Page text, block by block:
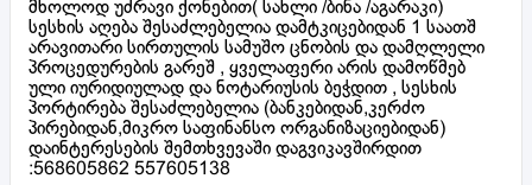
მხოლოდ უძრავი ქონებით( სახლი /ბინა /აგარაკი)
სესხის აღება შესაძლებელია დამტკიცებიდან 1 საათშ
არავითარი სირთულის სამუშო ცნობის და დამღლელი
პროცედურების გარეშ , ყველაფერი არის დამოწმებ
ული იურიდიულად და ნოტარიუსის ბეჭდით , სესხის
პორტირება შესაძლებელია (ბანკებიდან,კერძო
პირებიდან,მიკრო საფინანსო ორგანიზაციებიდან)
დაინტერესების შემთხვევაში დაგვიკავშირდით
:568605862 557605138